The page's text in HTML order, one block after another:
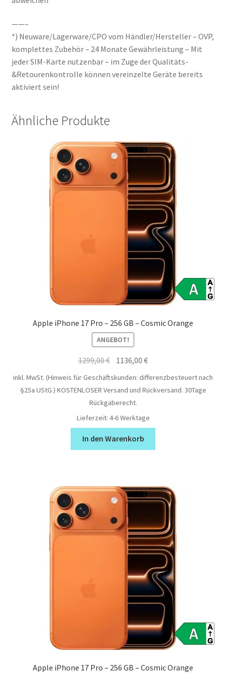
——–
*) Neuware/Lagerware/CPO vom Händler/Hersteller – OVP,
komplettes Zubehör – 24 Monate Gewährleistung – Mit
jeder SIM-Karte nutzenbar – im Zuge der Qualitäts-
&Retourenkontrolle können vereinzelte Geräte bereits
aktiviert sein!
Ähnliche Produkte
Apple iPhone 17 Pro – 256 GB – Cosmic Orange
ANGEBOT!
1299,00€ Ursprünglicher
Preis
1299,00 €
1136,00€Aktueller
Preis
ist:
inkl. MwSt. (Hinweis für Geschäftskunden: differenzbesteuert nach
§25a UStG.) KOSTENLOSER Versand und Rückversand. 30Tage
Rückgaberecht.
Lieferzeit: 4-6 Werktage
In den Warenkorb
Apple iPhone 17 Pro – 256 GB – Cosmic Orange